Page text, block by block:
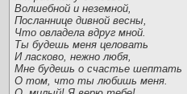
Волшебной и неземной,
Посланнице дивной весны,
Что овладела вдруг мной.
Ты будешь меня целовать
И ласково, нежно любя,
Мне будешь о счастье шептать
О том, что ты любишь меня.